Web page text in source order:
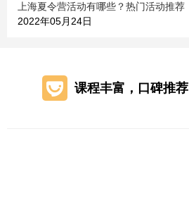
上海夏令营活动有哪些？热门活动推荐
2022年05月24日
课程丰富，口碑推荐